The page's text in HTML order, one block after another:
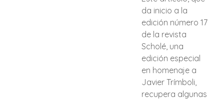
da inicio a la
edición número 17
de la revista
Scholé, una
edición especial
en homenaje a
Javier Trímboli,
recupera algunas